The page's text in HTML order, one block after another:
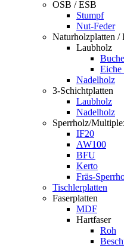
OSB / ESB
Stumpf
Nut-Feder
Naturholzplatten /
Laubholz
Eiche
Nadelholz
3-Schichtplatten
Laubholz
Nadelholz
Sperrholz/
IF20
AW100
BFU
Kerto
Fräs-
Tischlerplatten
Faserplatten
MDF
Hartfaser
Roh